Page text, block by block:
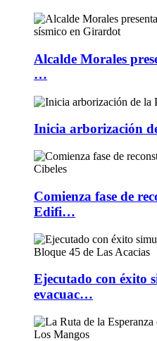
Alcalde Morales
…
Inicia arborización
Comienza fase de
Edifi…
Ejecutado con éxito
evacuac…